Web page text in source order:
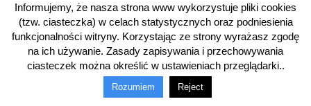
Informujemy, że nasza strona www wykorzystuje pliki cookies
(tzw. ciasteczka) w celach statystycznych oraz podniesienia
funkcjonalności witryny. Korzystając ze strony wyrażasz zgodę
na ich używanie. Zasady zapisywania i przechowywania
ciasteczek można określić w ustawieniach przeglądarki..
Rozumiem Reject